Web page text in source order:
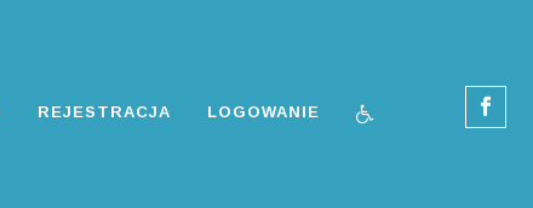
REJESTRACJA LOGOWANIE